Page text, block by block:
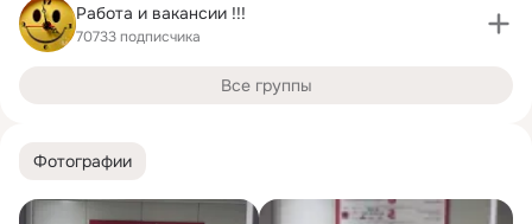
Фотографии
Работа и вакансии !!!
70733 подписчика
Все группы